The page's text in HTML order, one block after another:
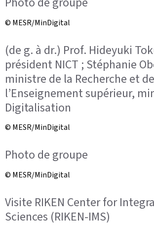
© MESR/MinDigital
(de g. à dr.) Prof. Hideyuki
président NICT ; Stéphanie
ministre de la Recherche et de
l’Enseignement supérieur,
Digitalisation
© MESR/MinDigital
Photo de groupe
© MESR/MinDigital
Visite RIKEN Center for
Sciences (RIKEN-IMS)